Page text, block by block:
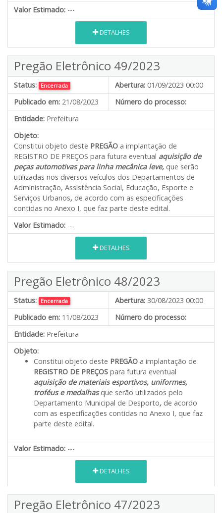
Valor Estimado: ---
DETALHES
Pregão Eletrônico 49/2023
Status: Encerrada Abertura: 01/09/2023 00:00
Publicado em: 21/08/2023
Número do processo:
Entidade: Prefeitura
Objeto:
Constitui objeto deste PREGÃO a implantação de
REGISTRO DE PREÇOS para futura eventual aquisição de
peças automotivas para linha mecânica leve, que serão
utilizadas nos diversos veículos dos Departamentos de
Administração, Assistência Social, Educação, Esporte e
Serviços Urbanos, de acordo com as especificações
contidas no Anexo I, que faz parte deste edital.
Valor Estimado: ---
DETALHES
Pregão Eletrônico 48/2023
Status: Encerrada Abertura: 30/08/2023 00:00
Publicado em: 11/08/2023
Número do processo:
Entidade: Prefeitura
Objeto:
Constitui objeto deste PREGÃO a implantação de
REGISTRO DE PREÇOS para futura eventual
aquisição de materiais esportivos, uniformes,
troféus e medalhasque serão utilizados pelo
Departamento Municipal de Desporto, de acordo
com as especificações contidas no Anexo I, que faz
parte deste edital.
Valor Estimado: ---
DETALHES
Pregão Eletrônico 47/2023